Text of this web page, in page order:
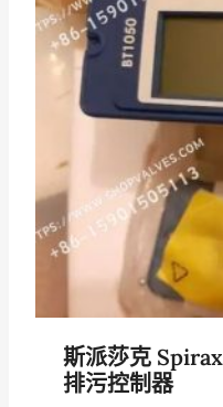
斯派莎克
排污控制器